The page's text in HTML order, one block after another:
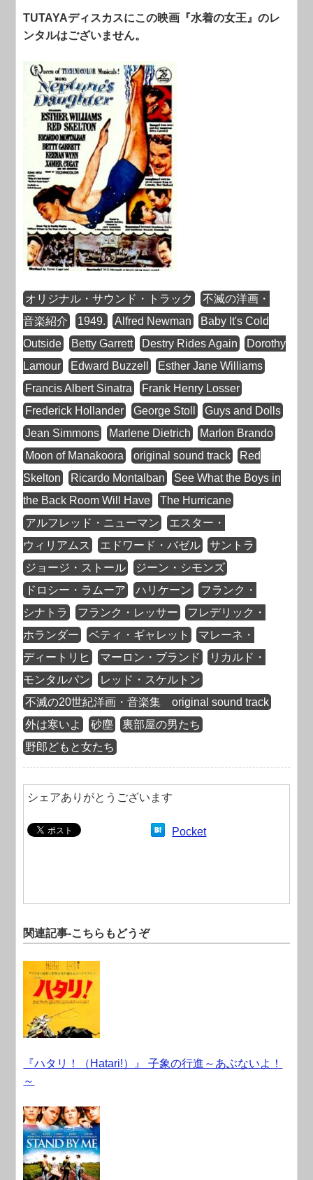
TUTAYAディスカスにこの映画『水着の女王』のレ
ンタルはございません。
オリジナル・サウンド・トラック
不滅の洋画・
音楽紹介
1949. Alfred Newman
Baby It's Cold
Outside
Betty Garrett Destry Rides Again
Dorothy
Lamour
Edward Buzzell
Esther Jane Williams
Francis Albert Sinatra
Frank Henry Losser
Frederick Hollander
George Stoll
Guys and Dolls
Jean Simmons
Marlene Dietrich
Marlon Brando
Moon of Manakoora
original sound track
Red
Skelton
Ricardo Montalban
See What the Boys in
the Back Room Will Have
The Hurricane
アルフレッド・ニューマン
エスター・
ウィリアムス
エドワード・バゼル
サントラ
ジョージ・ストール
ジーン・シモンズ
ドロシー・ラムーア
ハリケーン
フランク・
シナトラ
フランク・レッサー
フレデリック・
ホランダー
ベティ・ギャレット
マレーネ・
ディートリヒ
マーロン・ブランド
リカルド・
モンタルパン
レッド・スケルトン
不滅の20世紀洋画・音楽集 original sound track
外は寒いよ
砂塵
裏部屋の男たち
野郎どもと女たち
シェアありがとうございます
Pocket
関連記事-こちらもどうぞ
『ハタリ！（Hatari!）』 子象の行進～あぶないよ！
～